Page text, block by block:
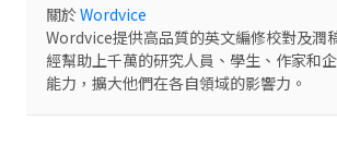
關於Wordvice
Wordvice提供高品質的英文編修校對及潤
經幫助上千萬的研究人員、學生、作家和
能力，擴大他們在各自領域的影響力。